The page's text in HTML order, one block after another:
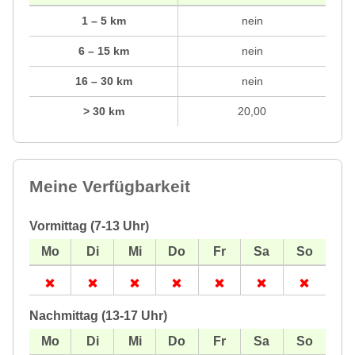
1 – 5 km
6 – 15 km
16 – 30 km
> 30 km
nein
nein
nein
20,00
Meine Verfügbarkeit
Vormittag (7-13 Uhr)
Nachmittag (13-17 Uhr)